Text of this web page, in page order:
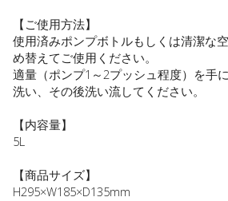
【ご使用方法】
使用済みポンプボトルもしくは清潔な
め替えてご使用ください。
適量（ポンプ1～2プッシュ程度）を手
洗い、その後洗い流してください。
【内容量】
5L
【商品サイズ】
H295×W185×D135mm